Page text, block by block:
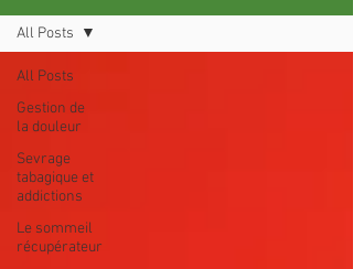
All Posts
Gestion de
la douleur
Sevrage
tabagique et
addictions
Le sommeil
récupérateur
All Posts